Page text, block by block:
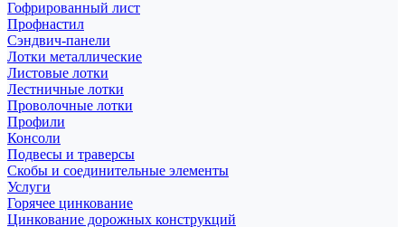
Гофрированный лист
Профнастил
Сэндвич-панели
Лотки металлические
Листовые лотки
Лестничные лотки
Проволочные лотки
Профили
Консоли
Подвесы и траверсы
Скобы и соединительные элементы
Услуги
Горячее цинкование
Цинкование дорожных конструкций